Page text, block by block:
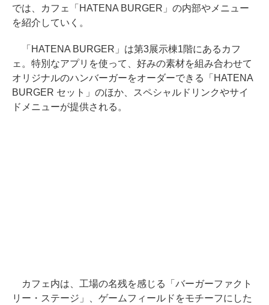
では、カフェ「HATENA BURGER」の内部やメニュー
を紹介していく。
「HATENA BURGER」は第3展示棟1階にあるカフ
ェ。特別なアプリを使って、好みの素材を組み合わせて
オリジナルのハンバーガーをオーダーできる「HATENA
BURGER セット」のほか、スペシャルドリンクやサイ
ドメニューが提供される。
カフェ内は、工場の名残を感じる「バーガーファクト
リー・ステージ」、ゲームフィールドをモチーフにした